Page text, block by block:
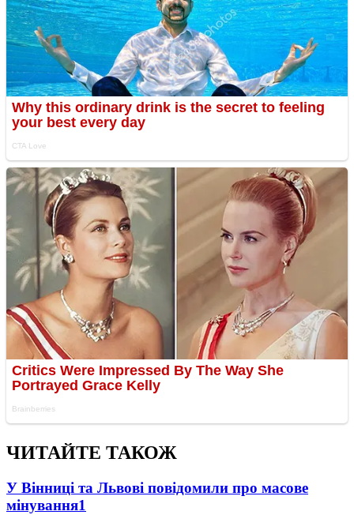
ЧИТАЙТЕ ТАКОЖ
У Вінниці та Львові повідомили про масове
мінування1